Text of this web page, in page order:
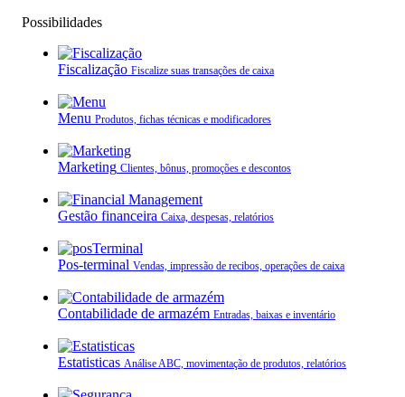
Possibilidades
Fiscalização Fiscalize suas transações de caixa
Menu Produtos, fichas técnicas e modificadores
Marketing Clientes, bônus, promoções e descontos
Gestão financeira Caixa, despesas, relatórios
Pos-terminal Vendas, impressão de recibos, operações de caixa
Contabilidade de armazém Entradas, baixas e inventário
Estatisticas Análise ABC, movimentação de produtos, relatórios